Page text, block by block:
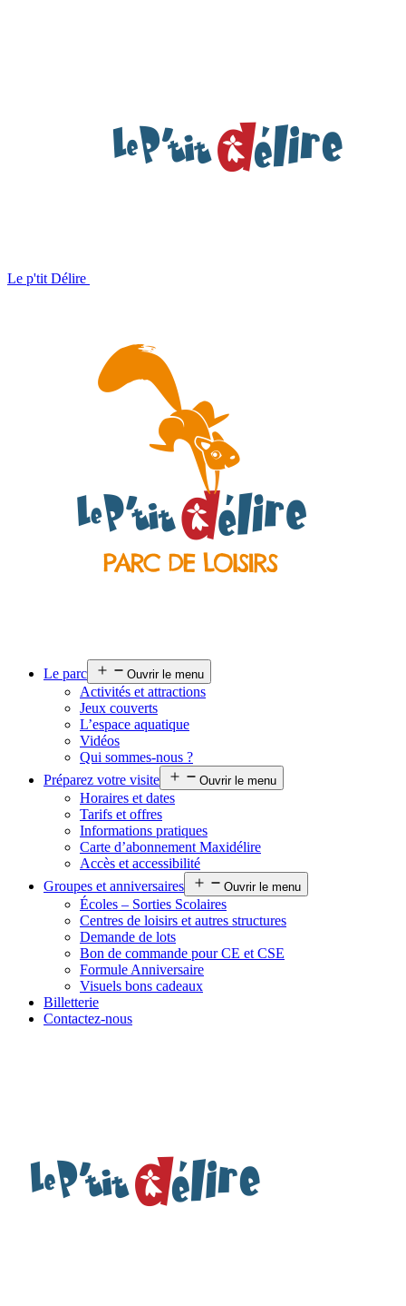
Le p'tit Délire
Le parc Ouvrir le menu
Activités et attractions
Jeux couverts
L’espace aquatique
Vidéos
Qui sommes-nous ?
Préparez votre visite
Ouvrir le menu
Horaires et dates
Tarifs et offres
Informations pratiques
Carte d’abonnement Maxidélire
Accès et accessibilité
Groupes et anniversaires
Ouvrir le menu
Écoles – Sorties Scolaires
Centres de loisirs et autres structures
Demande de lots
Bon de commande pour CE et CSE
Formule Anniversaire
Visuels bons cadeaux
Billetterie
Contactez-nous